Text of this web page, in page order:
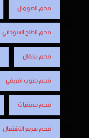
فحم الصومال
فحم الطلح السوداني
فحم برتقال
فحم جنوب افريقي
فحم حمضيات
فحم سريع الأشتعال